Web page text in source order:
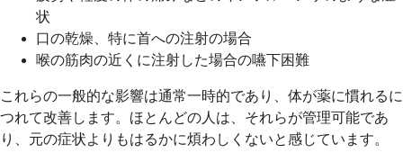
状
口の乾燥、特に首への注射の場合
喉の筋肉の近くに注射した場合の嚥下困難
これらの一般的な影響は通常一時的であり、体が薬に慣れるに
つれて改善します。ほとんどの人は、それらが管理可能であ
り、元の症状よりもはるかに煩わしくないと感じています。